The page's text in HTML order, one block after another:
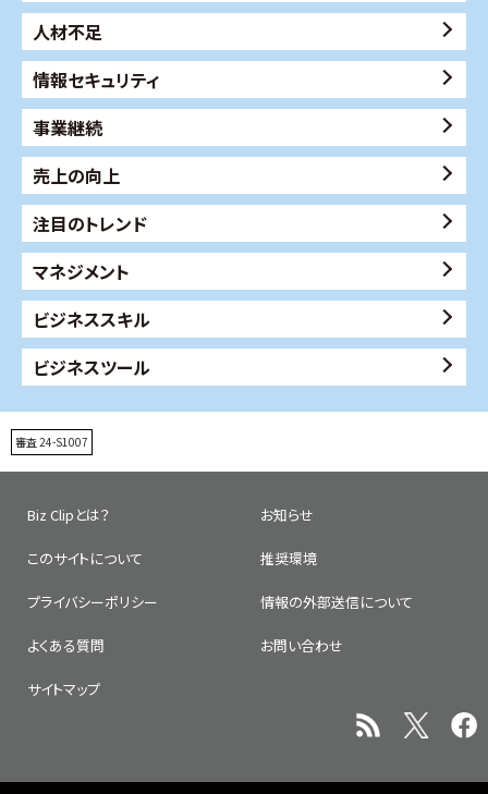
人材不足
情報セキュリティ
事業継続
売上の向上
注目のトレンド
マネジメント
ビジネススキル
ビジネスツール
審査 24-S1007
Biz Clipとは？ お知らせ
このサイトについて 推奨環境
プライバシーポリシー 情報の外部送信について
よくある質問 お問い合わせ
サイトマップ